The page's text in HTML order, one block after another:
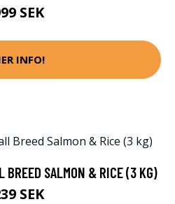
SEK
INFO!
BREED SALMON & RICE (3 KG)
SEK